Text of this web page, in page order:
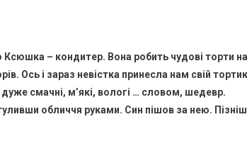
– кондитер. Вона робить чудові торти на
Ось і зараз невістка принесла нам свій
смачні, м’які, вологі … словом, шедевр.
обличчя руками. Син пішов за нею.